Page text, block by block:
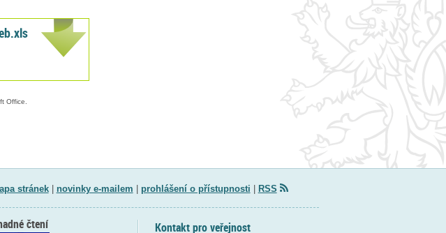
Office.
stránek| novinky e-mailem prohlášení o přístupnosti RSS
Kontakt pro veřejnost
čtení